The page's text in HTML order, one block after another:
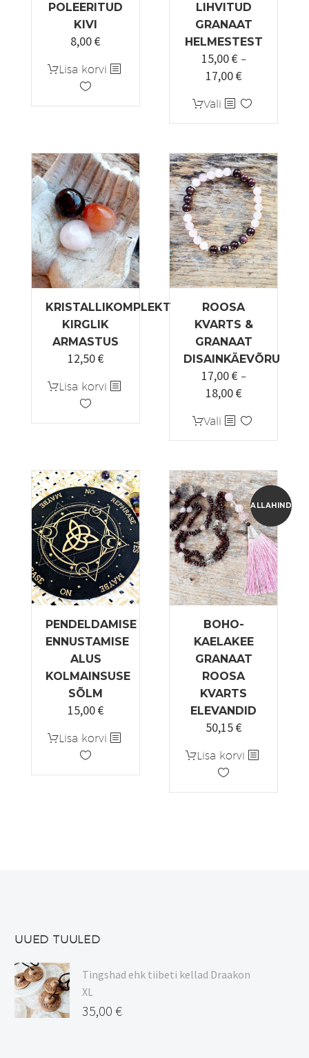
POLEERITUD
KIVI
8,00€
Lisa korvi
LIHVITUD
GRANAAT
HELMESTEST
15,00€ –
17,00€
kuni
17,00 €
Vali Sellel
tootel
mitu
varianti.
Valikuid
saab
teha
tootelehel.
KRISTALLIKOMPLEKT
KIRGLIK
ARMASTUS
12,50€
Lisa korvi
ROOSA
KVARTS &
GRANAAT
DISAINKÄEVÕRU
17,00€ –
18,00€
kuni
18,00 €
Vali Sellel
tootel
mitu
varianti.
Valikuid
saab
teha
tootelehel.
PENDELDAMISE
ENNUSTAMISE
ALUS
KOLMAINSUSE
SÕLM
15,00€
Lisa korvi
ALLAHINDLUS!
BOHO-
KAELAKEE
GRANAAT
ROOSA
KVARTS
ELEVANDID
Algne
oli:
59,00 €.
50,15€Praegune
on:
Lisa korvi
UUED TUULED
Tingshad ehk tiibeti kellad Draakon
XL
35,00 €